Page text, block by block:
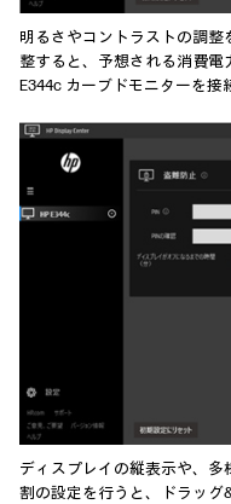
明るさやコントラストの調
整すると、予想される消費
E344c カーブドモニターを接
ディスプレイの縦表示や、
割の設定を行うと、ドラッグ